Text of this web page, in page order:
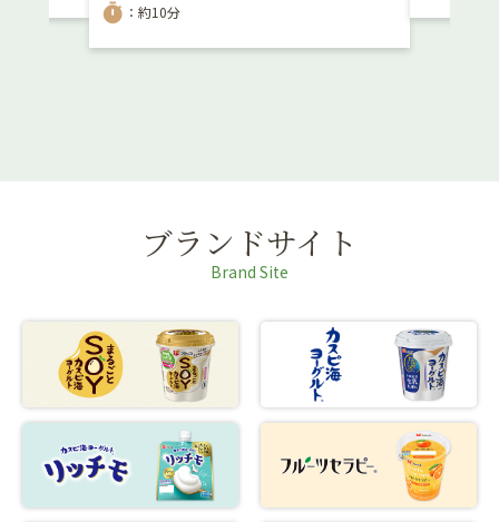
timer ：約10分
ブランドサイト
Brand Site